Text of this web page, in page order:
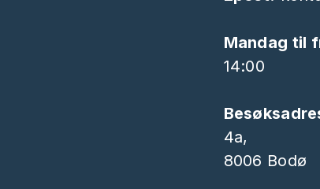
Mandag til
14:00
4a,
8006 Bodø